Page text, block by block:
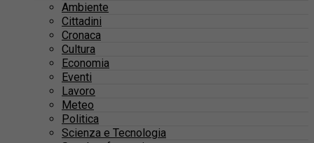
Ambiente
Cittadini
Cronaca
Cultura
Economia
Eventi
Lavoro
Meteo
Politica
Scienza e Tecnologia